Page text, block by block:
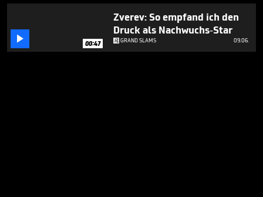
 00:47
Zverev: So empfand ich den
Druck als Nachwuchs-Star
GRAND SLAMS 09.06.